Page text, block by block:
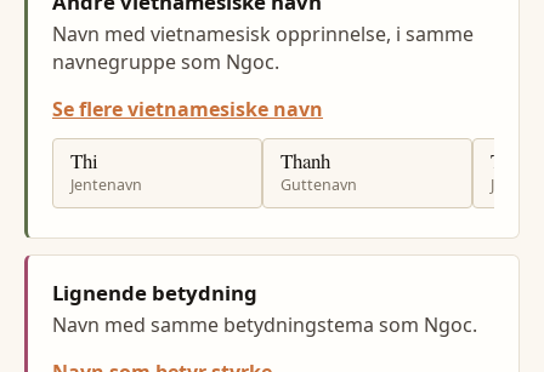
Navn med vietnamesisk opprinnelse, i samme
navnegruppe som Ngoc.
Se flere vietnamesiske navn
Thi
Jentenavn
Thanh
Guttenavn
Thuy
Lignende betydning
Navn med samme betydningstema som Ngoc.